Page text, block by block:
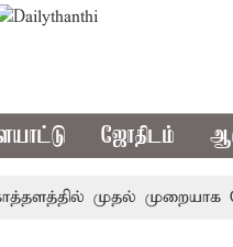
ஜோதிடம்
முதல் முறையாக